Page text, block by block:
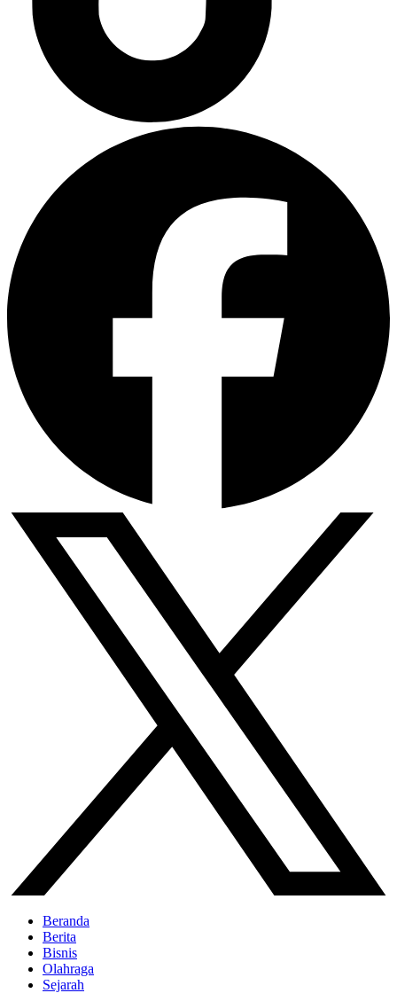
Beranda
Berita
Bisnis
Olahraga
Sejarah